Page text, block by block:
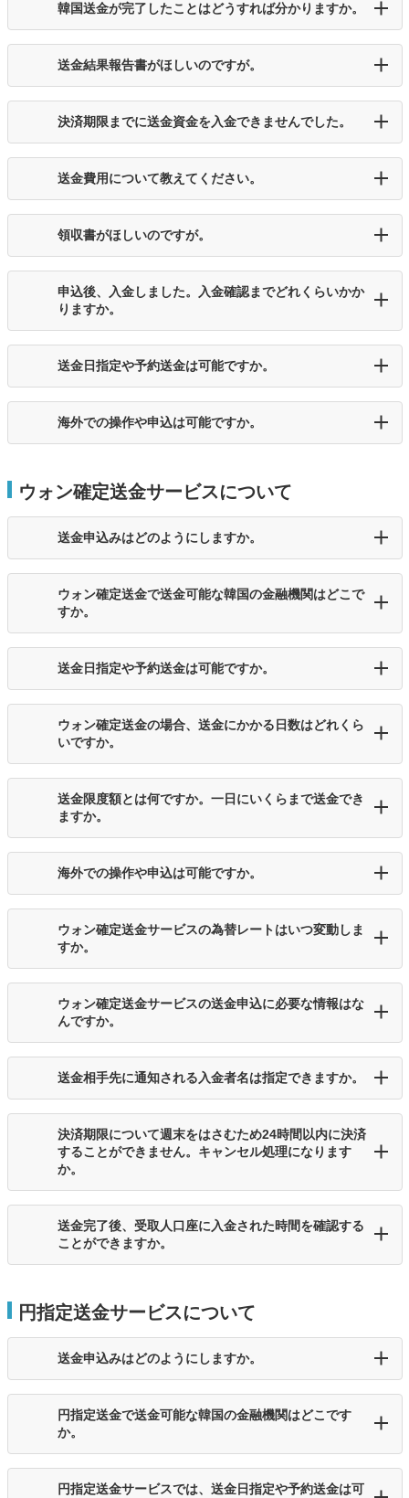
韓国送金が完了したことはどうすれば分かりますか。
送金結果報告書がほしいのですが。
決済期限までに送金資金を入金できませんでした。
送金費用について教えてください。
領収書がほしいのですが。
申込後、入金しました。入金確認までどれくらいかか
りますか。
送金日指定や予約送金は可能ですか。
海外での操作や申込は可能ですか。
ウォン確定送金サービスについて
送金申込みはどのようにしますか。
ウォン確定送金で送金可能な韓国の金融機関はどこで
すか。
送金日指定や予約送金は可能ですか。
ウォン確定送金の場合、送金にかかる日数はどれくら
いですか。
送金限度額とは何ですか。一日にいくらまで送金でき
ますか。
海外での操作や申込は可能ですか。
ウォン確定送金サービスの為替レートはいつ変動しま
すか。
ウォン確定送金サービスの送金申込に必要な情報はな
んですか。
送金相手先に通知される入金者名は指定できますか。
決済期限について週末をはさむため24時間以内に決済
することができません。キャンセル処理になります
か。
送金完了後、受取人口座に入金された時間を確認する
ことができますか。
円指定送金サービスについて
送金申込みはどのようにしますか。
円指定送金で送金可能な韓国の金融機関はどこです
か。
円指定送金サービスでは、送金日指定や予約送金は可